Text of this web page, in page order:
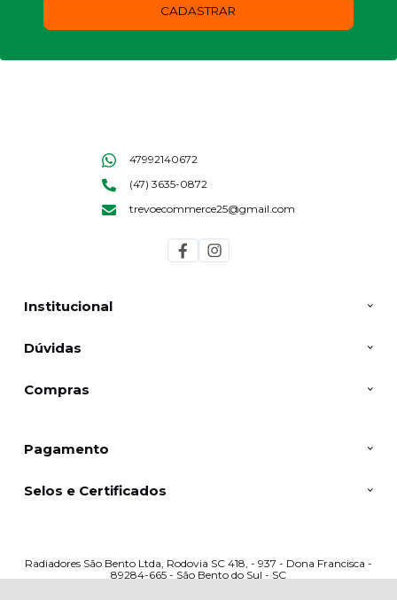
CADASTRAR
Institucional
Dúvidas
Compras
47992140672
(47) 3635-0872
trevoecommerce25@gmail.com
Pagamento
Selos e Certificados
Radiadores São Bento Ltda, Rodovia SC 418, - 937 - Dona Francisca -
89284-665 - São Bento do Sul - SC